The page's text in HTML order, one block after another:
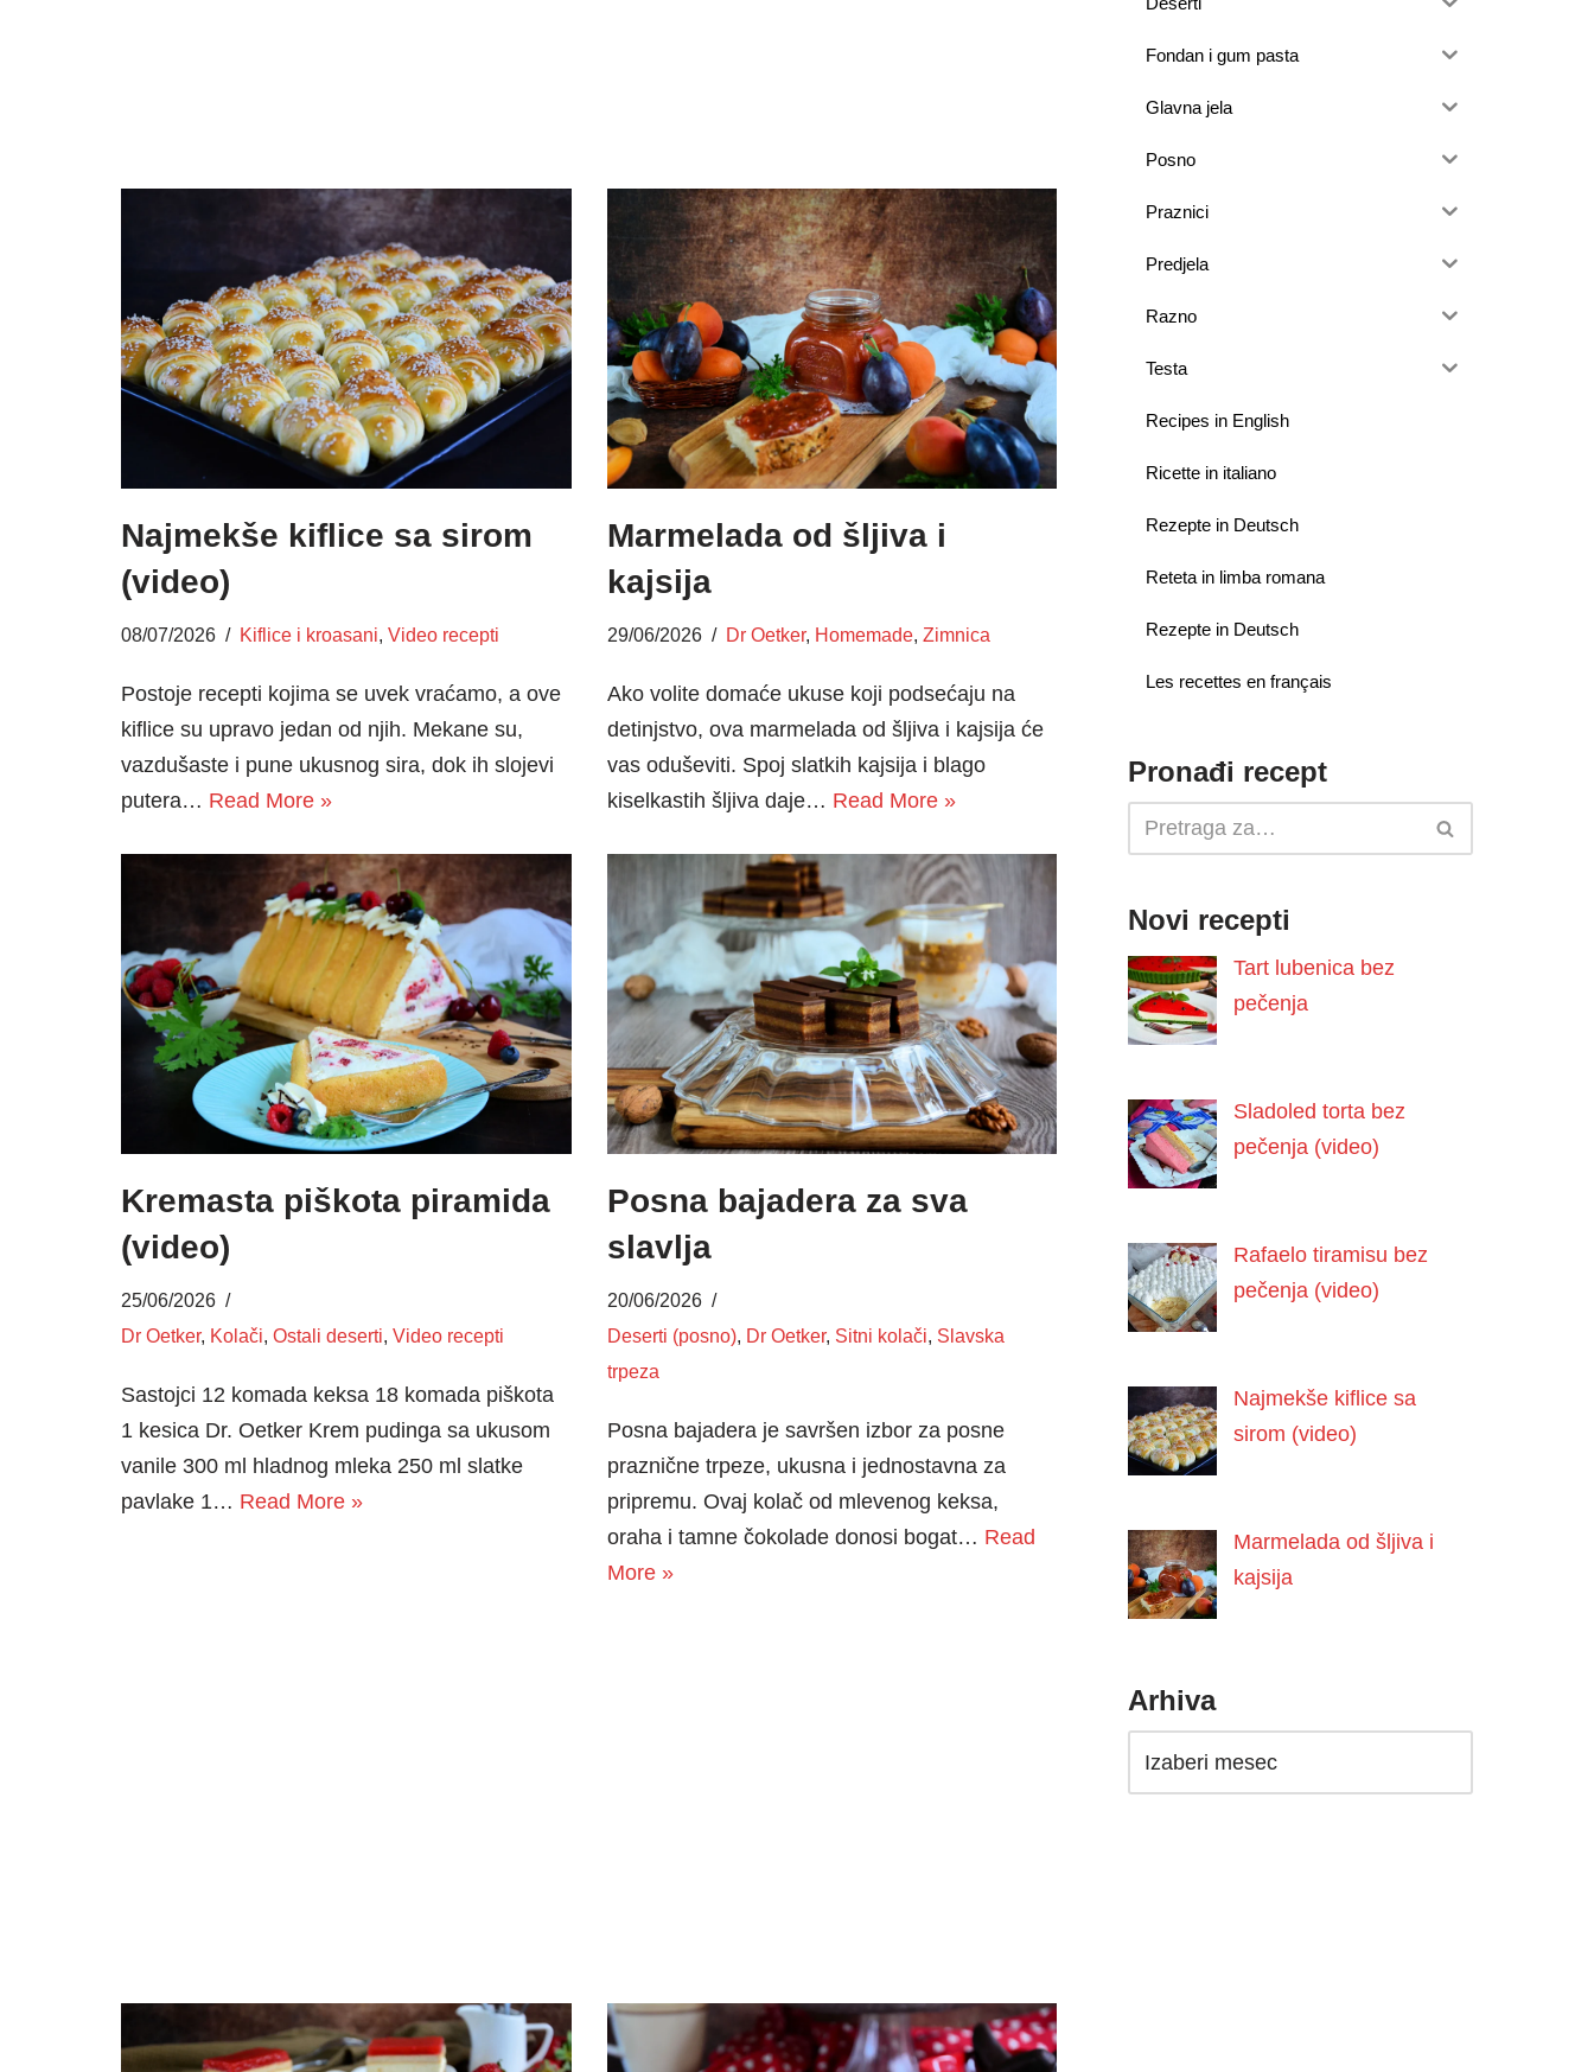
Najmekše kiflice sa sirom
(video)
08/07/2026 Kiflice i kroasani, Video recepti
Postoje recepti kojima se uvek vraćamo, a ove
kiflice su upravo jedan od njih. Mekane su,
vazdušaste i pune ukusnog sira, dok ih slojevi
putera… Read More »
Marmelada od šljiva i
kajsija
29/06/2026 Dr Oetker, Homemade, Zimnica
Ako volite domaće ukuse koji podsećaju na
detinjstvo, ova marmelada od šljiva i kajsija će
vas oduševiti. Spoj slatkih kajsija i blago
kiselkastih šljiva daje… Read More »
Kremasta piškota piramida
(video)
25/06/2026
Dr Oetker, Kolači, Ostali deserti, Video recepti
Sastojci 12 komada keksa 18 komada piškota
1 kesica Dr. Oetker Krem pudinga sa ukusom
vanile 300 ml hladnog mleka 250 ml slatke
pavlake 1… Read More »
Posna bajadera za sva
slavlja
20/06/2026
Deserti (posno), Dr Oetker, Sitni kolači, Slavska
trpeza
Posna bajadera je savršen izbor za posne
praznične trpeze, ukusna i jednostavna za
pripremu. Ovaj kolač od mlevenog keksa,
oraha i tamne čokolade donosi bogat… Read
More »
Fondan i gum pasta
Glavna jela
Posno
Praznici
Predjela
Razno
Testa
Recipes in English
Ricette in italiano
Rezepte in Deutsch
Reteta in limba romana
Rezepte in Deutsch
Les recettes en français
Pronađi recept
Novi recepti
Tart lubenica bez
pečenja
Sladoled torta bez
pečenja (video)
Rafaelo tiramisu bez
pečenja (video)
Najmekše kiflice sa
sirom (video)
Marmelada od šljiva i
kajsija
Arhiva